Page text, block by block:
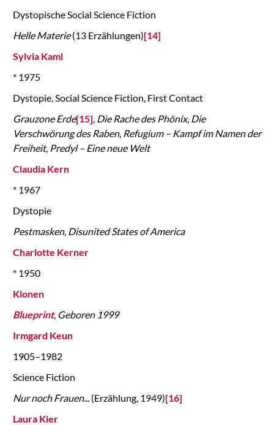
Dystopische Social Science Fiction
Helle Materie(13 Erzählungen)[14]
Sylvia Kaml
* 1975
Dystopie, Social Science Fiction, First Contact
Grauzone Erde[15], Die Rache des Phönix, Die
Verschwörung des Raben, Refugium – Kampf im Namen der
Freiheit, Predyl – Eine neue Welt
Claudia Kern
* 1967
Dystopie
Pestmasken, Disunited States of America
Charlotte Kerner
* 1950
Klonen
Blueprint, Geboren 1999
Irmgard Keun
1905–1982
Science Fiction
Nur noch Frauen...(Erzählung, 1949)[16]
Laura Kier